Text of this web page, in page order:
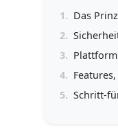
1. Das
2.
3.
4.
5. Schritt-